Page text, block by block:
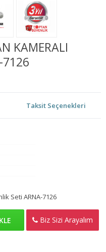
KAMERALI
7126
Taksit Seçenekleri
Seti ARNA-7126
Biz Sizi Arayalım